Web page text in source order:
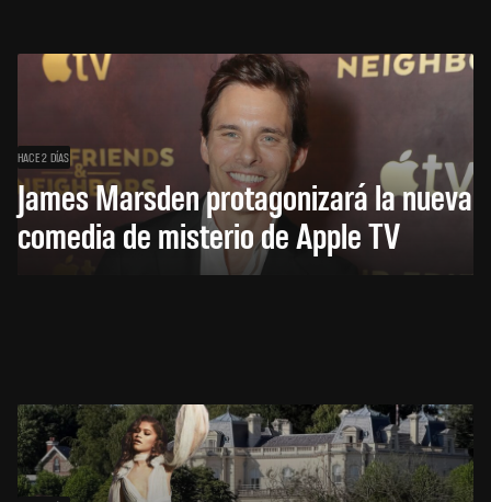
HACE 2 DÍAS
James Marsden protagonizará la nueva
comedia de misterio de Apple TV